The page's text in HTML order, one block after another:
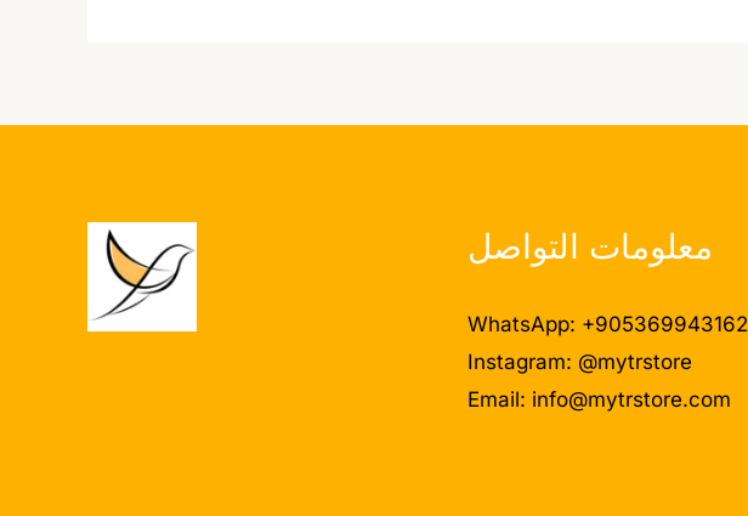
معلومات التواصل
WhatsApp: +905369943162
Instagram: @mytrstore
Email: info@mytrstore.com